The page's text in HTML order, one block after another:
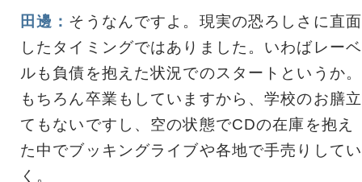
田邊： そうなんですよ。現実の恐ろしさに直面
したタイミングではありました。いわばレーベ
ルも負債を抱えた状況でのスタートというか。
もちろん卒業もしていますから、学校のお膳立
てもないですし、空の状態でCDの在庫を抱え
た中でブッキングライブや各地で手売りしてい
く。